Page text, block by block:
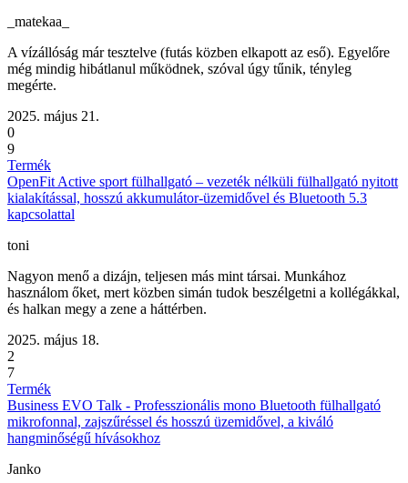
_matekaa_
A vízállóság már tesztelve (futás közben elkapott az eső). Egyelőre
még mindig hibátlanul működnek, szóval úgy tűnik, tényleg
megérte.
2025. május 21.
0
9
Termék
OpenFit Active sport fülhallgató – vezeték nélküli fülhallgató nyitott
kialakítással, hosszú akkumulátor-üzemidővel és Bluetooth 5.3
kapcsolattal
toni
Nagyon menő a dizájn, teljesen más mint társai. Munkához
használom őket, mert közben simán tudok beszélgetni a kollégákkal,
és halkan megy a zene a háttérben.
2025. május 18.
2
7
Termék
Business EVO Talk - Professzionális mono Bluetooth fülhallgató
mikrofonnal, zajszűréssel és hosszú üzemidővel, a kiváló
hangminőségű hívásokhoz
Janko